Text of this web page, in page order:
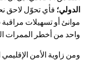
الدولي؛ فأي تحوّل لاحق
موانئ أو تسهيلات
واحد من أخطر الممرات
ومن زاوية الأمن